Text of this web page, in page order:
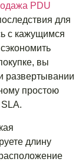
PDU
для
с кажущимся
вы
развертывании
простою
длину